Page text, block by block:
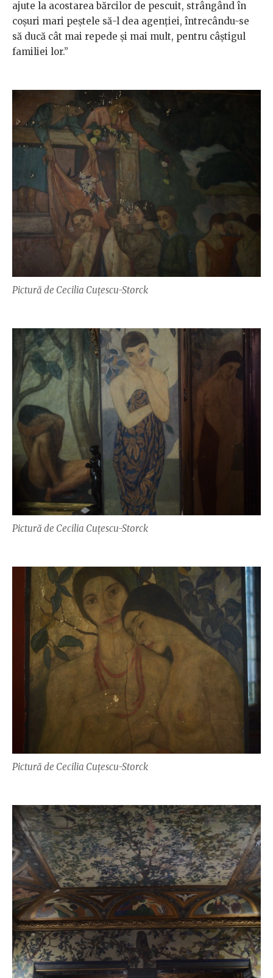
ajute la acostarea bărcilor de pescuit, strângând în
coșuri mari peștele să-l dea agenției, întrecându-se
să ducă cât mai repede și mai mult, pentru câștigul
familiei lor.”
Pictură de Cecilia Cuțescu-Storck
Pictură de Cecilia Cuțescu-Storck
Pictură de Cecilia Cuțescu-Storck